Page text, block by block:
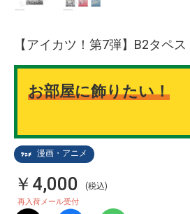
漫画・アニメ
【アイカツ！第7弾】B2タペ
お部屋に飾りたい！
￥4,000 (税込)
再入荷メール受付